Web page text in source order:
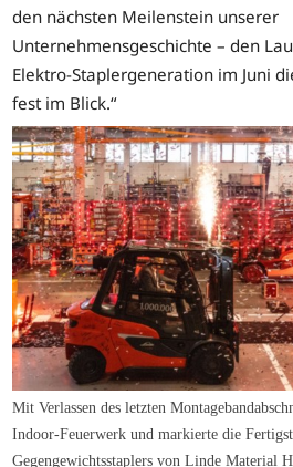
den nächsten Meilenstein unserer
Unternehmensgeschichte – den
Elektro-Staplergeneration im Juni
fest im Blick.“
Mit Verlassen des letzten
Indoor-Feuerwerk und markierte die
Gegengewichtsstaplers von Linde Material